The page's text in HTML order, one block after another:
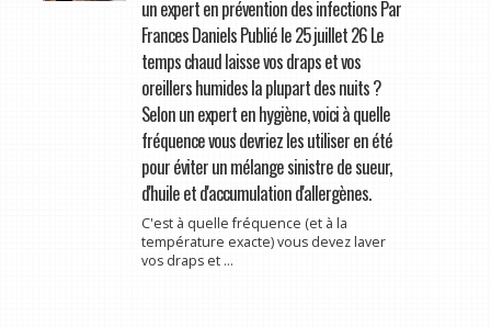
un expert en prévention des infections Par
Frances Daniels Publié le 25 juillet 26 Le
temps chaud laisse vos draps et vos
oreillers humides la plupart des nuits ?
Selon un expert en hygiène, voici à quelle
fréquence vous devriez les utiliser en été
pour éviter un mélange sinistre de sueur,
d'huile et d'accumulation d'allergènes.
C'est à quelle fréquence (et à la
température exacte) vous devez laver
vos draps et ...